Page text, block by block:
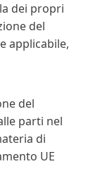
dei propri
del
applicabile,
del
parti nel
di
UE